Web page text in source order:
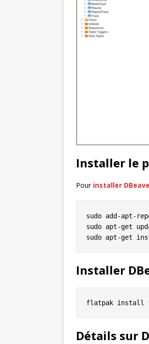
Installer le
Pour installer
sudo add-apt-
sudo apt-get
Installer
Détails sur